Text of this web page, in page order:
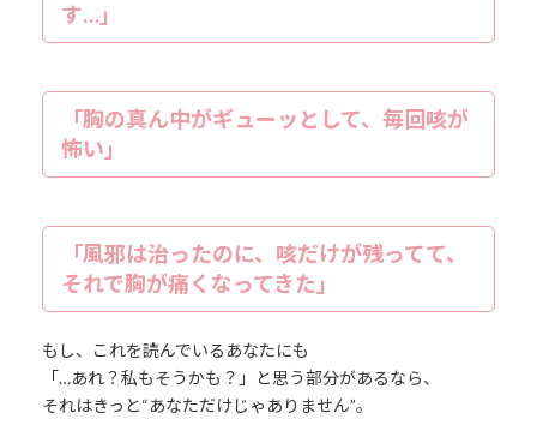
す…」
「胸の真ん中がギューッとして、毎回咳が
怖い」
「風邪は治ったのに、咳だけが残ってて、
それで胸が痛くなってきた」
もし、これを読んでいるあなたにも
「…あれ？私もそうかも？」と思う部分があるなら、
それはきっと“あなただけじゃありません”。